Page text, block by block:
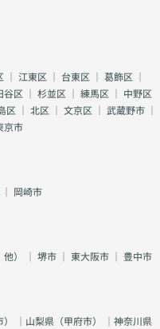
｜ 江東区 ｜ 台東区 ｜ 葛飾区 ｜
谷区 ｜ 杉並区 ｜ 練馬区 ｜ 中野区
区 ｜ 北区 ｜ 文京区 ｜ 武蔵野市 ｜
京市
｜ 岡崎市
） ｜ 堺市 ｜ 東大阪市 ｜ 豊中市
） ｜山梨県（甲府市） ｜神奈川県